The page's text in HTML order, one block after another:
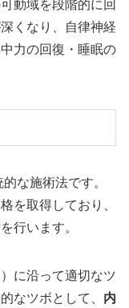
動域を段階的に回
くなり、自律神経
力の回復・睡眠の
な施術法です。
を取得しており、
行います。
に沿って適切なツ
なツボとして、 内